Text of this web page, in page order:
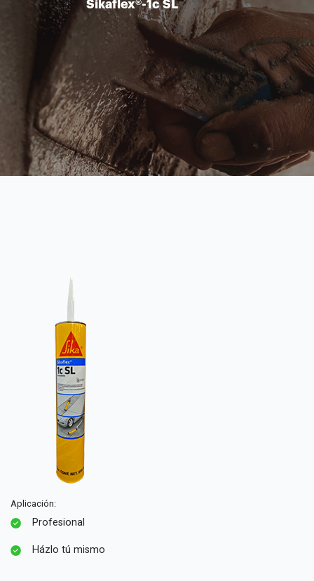
Sikaflex®-1c SL
Aplicación:
Profesional
Házlo tú mismo